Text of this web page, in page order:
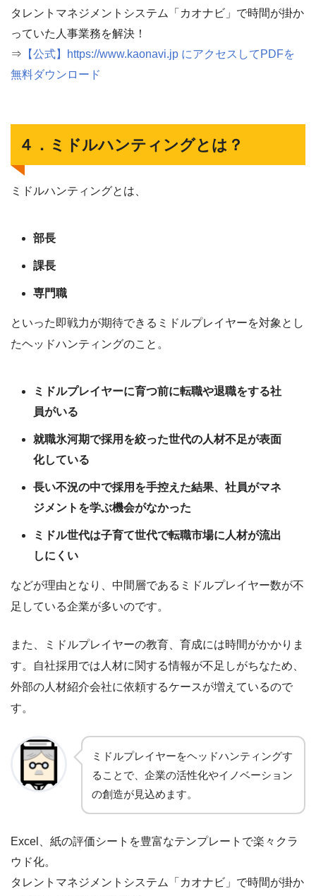
タレントマネジメントシステム「カオナビ」で時間が掛か
っていた人事業務を解決！
⇒ 【公式】https://www.kaonavi.jp にアクセスしてPDFを
無料ダウンロード
４．ミドルハンティングとは？
ミドルハンティングとは、
部長
課長
専門職
といった即戦力が期待できるミドルプレイヤーを対象とし
たヘッドハンティングのこと。
ミドルプレイヤーに育つ前に転職や退職をする社
員がいる
就職氷河期で採用を絞った世代の人材不足が表面
化している
長い不況の中で採用を手控えた結果、社員がマネ
ジメントを学ぶ機会がなかった
ミドル世代は子育て世代で転職市場に人材が流出
しにくい
などが理由となり、中間層であるミドルプレイヤー数が不
足している企業が多いのです。
また、ミドルプレイヤーの教育、育成には時間がかかりま
す。自社採用では人材に関する情報が不足しがちなため、
外部の人材紹介会社に依頼するケースが増えているので
す。
ミドルプレイヤーをヘッドハンティングす
ることで、企業の活性化やイノベーション
の創造が見込めます。
Excel、紙の評価シートを豊富なテンプレートで楽々クラ
ウド化。
タレントマネジメントシステム「カオナビ」で時間が掛か